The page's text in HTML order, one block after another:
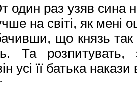
один раз узяв сина
на світі, як мені
що князь так
Та
усі її батька